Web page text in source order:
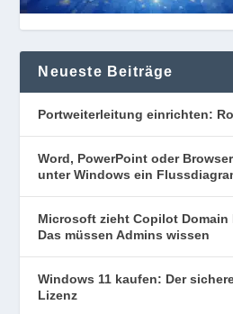
Neueste Beiträge
Portweiterleitung einrichten:
Word, PowerPoint oder
unter Windows ein
Microsoft zieht Copilot
Das müssen Admins wissen
Windows 11 kaufen: Der
Lizenz